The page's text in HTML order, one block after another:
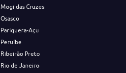
Mogi das Cruzes
Osasco
Pariquera-Açu
Peruíbe
Ribeirão Preto
Rio de Janeiro